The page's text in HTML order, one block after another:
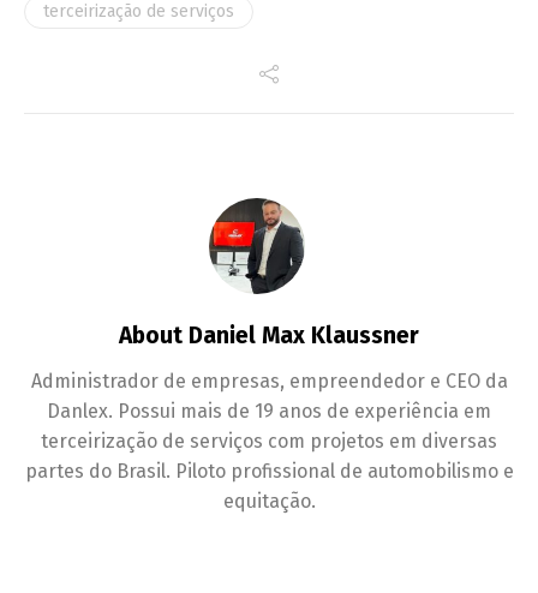
terceirização de serviços
About Daniel Max Klaussner
Administrador de empresas, empreendedor e CEO da
Danlex. Possui mais de 19 anos de experiência em
terceirização de serviços com projetos em diversas
partes do Brasil. Piloto profissional de automobilismo e
equitação.